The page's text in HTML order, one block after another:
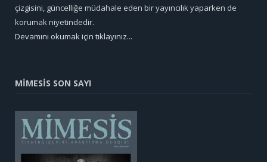
çizgisini, güncelliğe müdahale eden bir yayıncılık yaparken de
korumak niyetindedir.
Devamını okumak için tıklayınız...
MİMESİS SON SAYI